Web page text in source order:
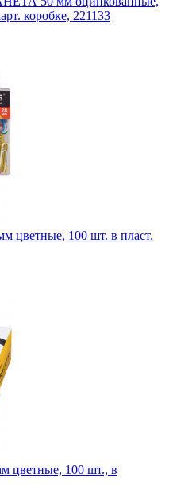
коробке, 221133
цветные, 100 шт. в пласт.
цветные, 100 шт., в